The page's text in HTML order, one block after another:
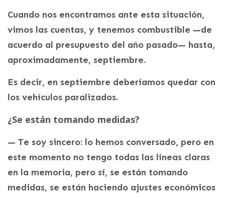
Cuando nos encontramos ante esta situación,
vimos las cuentas, y tenemos combustible —de
acuerdo al presupuesto del año pasado— hasta,
aproximadamente, septiembre.
Es decir, en septiembre deberíamos quedar con
los vehículos paralizados.
¿Se están tomando medidas?
— Te soy sincero: lo hemos conversado, pero en
este momento no tengo todas las líneas claras
en la memoria, pero sí, se están tomando
medidas, se están haciendo ajustes económicos